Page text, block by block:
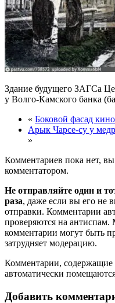
Здание будущего ЗАГСа
у Волго-Камского банка
« Боковой фасад
Арык Чарсе-су у
»
Комментариев пока нет,
комментатором.
Не отправляйте один и
раза, даже если вы его не
отправки. Комментарии
проверяются на
комментарии могут быть
затрудняет модерацию.
Комментарии,
автоматически
Добавить